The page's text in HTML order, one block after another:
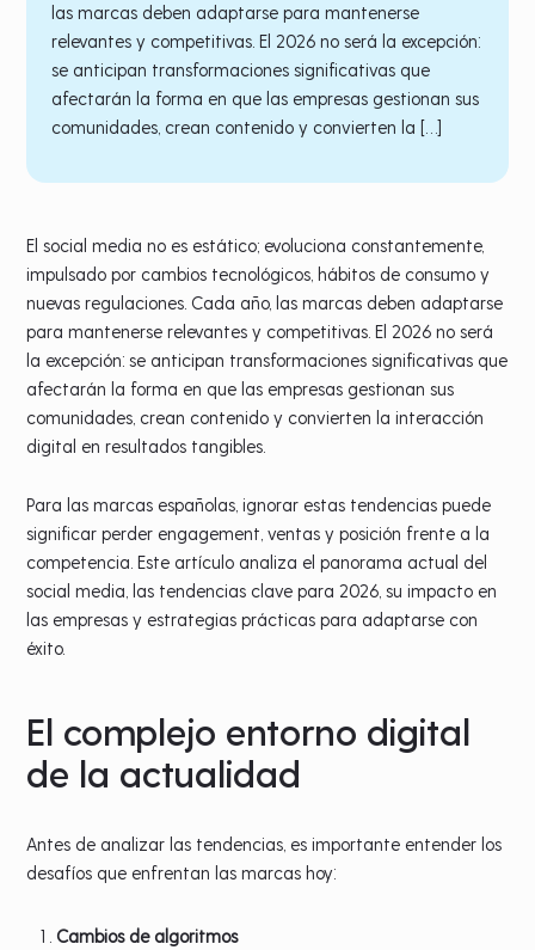
las marcas deben adaptarse para mantenerse
relevantes y competitivas. El 2026 no será la excepción:
se anticipan transformaciones significativas que
afectarán la forma en que las empresas gestionan sus
comunidades, crean contenido y convierten la […]
El social media no es estático; evoluciona constantemente,
impulsado por cambios tecnológicos, hábitos de consumo y
nuevas regulaciones. Cada año, las marcas deben adaptarse
para mantenerse relevantes y competitivas. El 2026 no será
la excepción: se anticipan transformaciones significativas que
afectarán la forma en que las empresas gestionan sus
comunidades, crean contenido y convierten la interacción
digital en resultados tangibles.
Para las marcas españolas, ignorar estas tendencias puede
significar perder engagement, ventas y posición frente a la
competencia. Este artículo analiza el panorama actual del
social media, las tendencias clave para 2026, su impacto en
las empresas y estrategias prácticas para adaptarse con
éxito.
El complejo entorno digital
de la actualidad
Antes de analizar las tendencias, es importante entender los
desafíos que enfrentan las marcas hoy:
Cambios de algoritmos